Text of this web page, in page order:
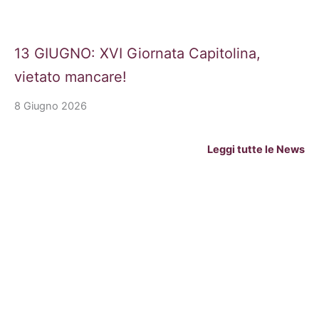
13 GIUGNO: XVI Giornata Capitolina,
vietato mancare!
8 Giugno 2026
Leggi tutte le News